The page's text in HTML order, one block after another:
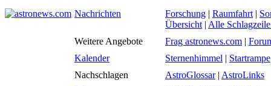
Nachrichten Forschung | Raumfahrt |
Übersicht | Alle
Weitere Angebote
Frag astronews.com |
Kalender
Sternenhimmel | Startrampe
Nachschlagen
AstroGlossar| AstroLinks